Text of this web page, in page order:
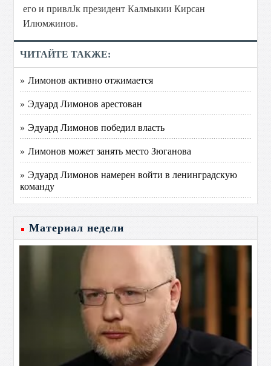
его и привлЈк президент Калмыкии Кирсан
Илюмжинов.
ЧИТАЙТЕ ТАКЖЕ:
» Лимонов активно отжимается
» Эдуард Лимонов арестован
» Эдуард Лимонов победил власть
» Лимонов может занять место Зюганова
» Эдуард Лимонов намерен войти в ленинградскую
команду
Материал недели